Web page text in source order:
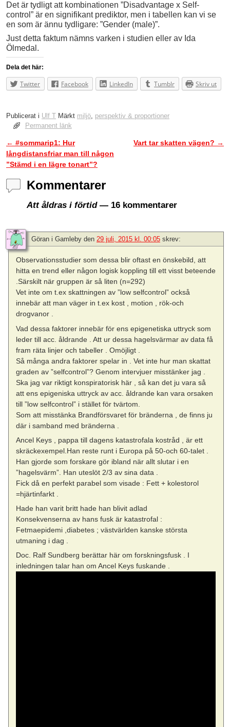
Det är tydligt att kombinationen ”Disadvantage x Self-
control” är en signifikant prediktor, men i tabellen kan vi se
en som är ännu tydligare: ”Gender (male)”.
Just detta faktum nämns varken i studien eller av Ida
Ölmedal.
Dela det här:
Twitter Facebook LinkedIn Tumblr Skriv ut
Publicerat i Ulf T Märkt miljö perspektiv & proportioner
Permanent länk
Inläggsnavigering
← #sommarip1: Hur
långdistansfriar man till någon
”Stämd i en lägre tonart”?
Vart tar skatten vägen? →
Kommentarer
Att åldras i förtid— 16 kommentarer
Göran i Gamleby den 29 juli, 2015 kl. 00:05 skrev:
Observationsstudier som dessa blir oftast en önskebild, att
hitta en trend eller någon logisk koppling till ett visst beteende
.Särskilt när gruppen är så liten (n=292)
Vet inte om t.ex skattningen av ”low selfcontrol” också
innebär att man väger in t.ex kost , motion , rök-och
drogvanor .
Vad dessa faktorer innebär för ens epigenetiska uttryck som
leder till acc. åldrande . Att ur dessa hagelsvärmar av data få
fram räta linjer och tabeller . Omöjligt .
Så många andra faktorer spelar in . Vet inte hur man skattat
graden av ”selfcontrol”? Genom intervjuer misstänker jag .
Ska jag var riktigt konspiratorisk här , så kan det ju vara så
att ens epigeniska uttryck av acc. åldrande kan vara orsaken
till ”low selfcontrol” i stället för tvärtom.
Som att misstänka Brandförsvaret för bränderna , de finns ju
där i samband med bränderna .
Ancel Keys , pappa till dagens katastrofala kostråd , är ett
skräckexempel.Han reste runt i Europa på 50-och 60-talet .
Han gjorde som forskare gör ibland när allt slutar i en
”hagelsvärm”. Han uteslöt 2/3 av sina data .
Fick då en perfekt parabel som visade : Fett + kolestorol
=hjärtinfarkt .
Hade han varit britt hade han blivit adlad
Konsekvenserna av hans fusk är katastrofal :
Fetmaepidemi ,diabetes ; västvärlden kanske största
utmaning i dag .
Doc. Ralf Sundberg berättar här om forskningsfusk . I
inledningen talar han om Ancel Keys fuskande .